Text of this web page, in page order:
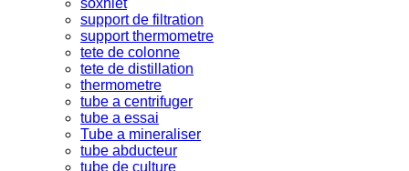
support de filtration
support thermometre
tete de colonne
tete de distillation
thermometre
tube a centrifuger
tube a essai
Tube a mineraliser
tube abducteur
tube de culture